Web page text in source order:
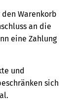
Warenkorb
an die
eine Zahlung
und
sich